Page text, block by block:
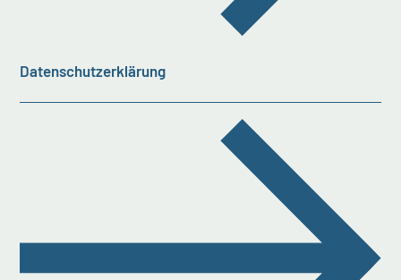
Datenschutzerklärung